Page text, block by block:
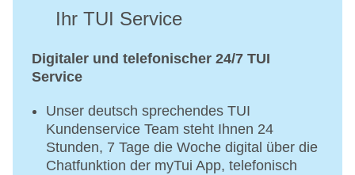
Ihr TUI Service
Digitaler und telefonischer 24/7 TUI
Service
Unser deutsch sprechendes TUI
Kundenservice Team steht Ihnen 24
Stunden, 7 Tage die Woche digital über die
Chatfunktion der myTui App, telefonisch